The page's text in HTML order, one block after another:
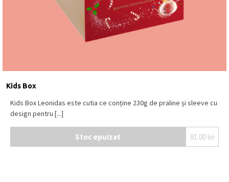
Kids Box
Kids Box Leonidas este cutia ce conține 230g de praline și sleeve cu
design pentru [...]
Stoc epuizat 81.00 lei